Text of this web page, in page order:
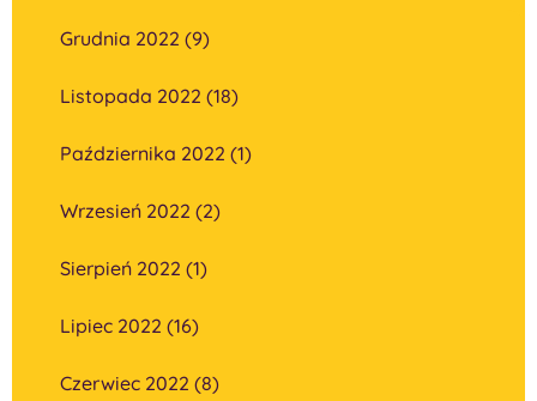
Grudnia 2022 (9)
Listopada 2022 (18)
Października 2022 (1)
Wrzesień 2022 (2)
Sierpień 2022 (1)
Lipiec 2022 (16)
Czerwiec 2022 (8)